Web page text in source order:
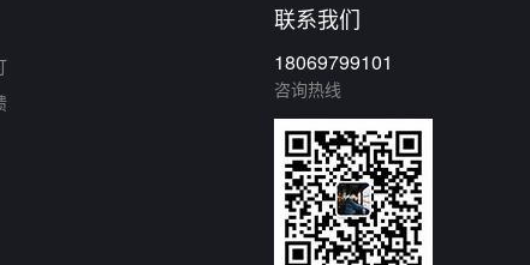
联系我们
18069799101
咨询热线